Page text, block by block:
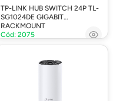
TP-LINK HUB SWITCH 24P TL-
SG1024DE GIGABIT
RACKMOUNT
Cód: 2075